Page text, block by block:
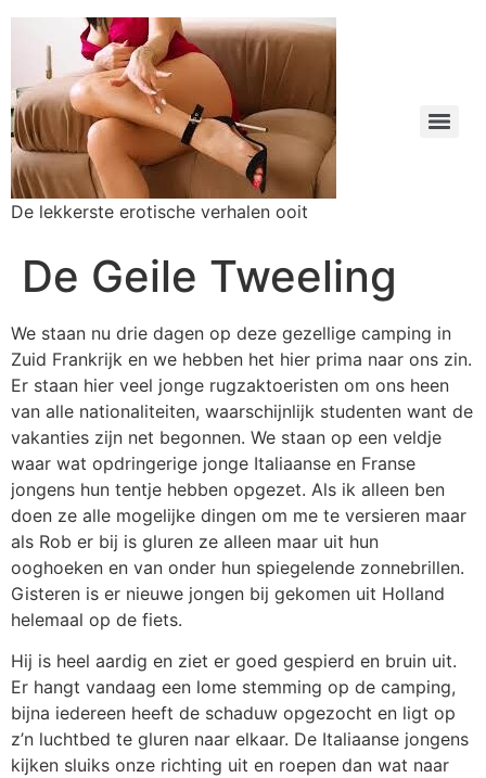
De lekkerste erotische verhalen ooit
De Geile Tweeling
We staan nu drie dagen op deze gezellige camping in
Zuid Frankrijk en we hebben het hier prima naar ons zin.
Er staan hier veel jonge rugzaktoeristen om ons heen
van alle nationaliteiten, waarschijnlijk studenten want de
vakanties zijn net begonnen. We staan op een veldje
waar wat opdringerige jonge Italiaanse en Franse
jongens hun tentje hebben opgezet. Als ik alleen ben
doen ze alle mogelijke dingen om me te versieren maar
als Rob er bij is gluren ze alleen maar uit hun
ooghoeken en van onder hun spiegelende zonnebrillen.
Gisteren is er nieuwe jongen bij gekomen uit Holland
helemaal op de fiets.
Hij is heel aardig en ziet er goed gespierd en bruin uit.
Er hangt vandaag een lome stemming op de camping,
bijna iedereen heeft de schaduw opgezocht en ligt op
z’n luchtbed te gluren naar elkaar. De Italiaanse jongens
kijken sluiks onze richting uit en roepen dan wat naar